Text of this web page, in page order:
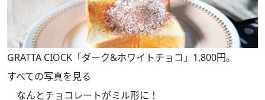
GRATTA CIOCK「ダーク&ホワイトチョコ」1,800円。
すべての写真を見る
なんとチョコレートがミル形に！